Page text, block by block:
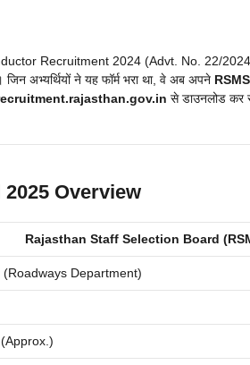
Recruitment 2024 (Advt. No. 22/
जिन अभ्यर्थियों ने यह फॉर्म भरा था, वे अब अपने
से डाउनलोड कर
Overview
Rajasthan Staff Selection Board
Department)